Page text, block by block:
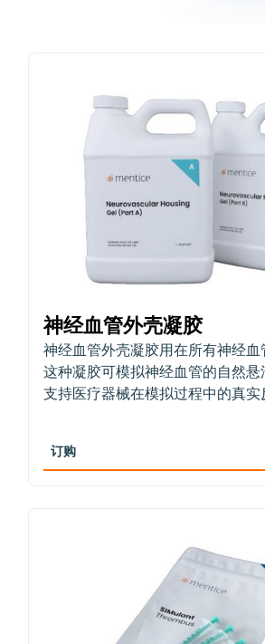
神经血管外壳凝胶
神经血管外壳凝胶用在所有神经血
这种凝胶可模拟神经血管的自然
支持医疗器械在模拟过程中的真实
订购